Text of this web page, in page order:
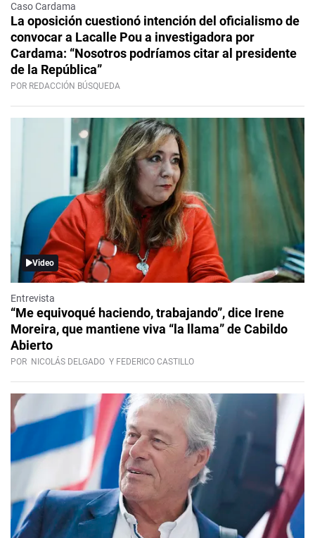
Caso Cardama
La oposición cuestionó intención del oficialismo de
convocar a Lacalle Pou a investigadora por
Cardama: “Nosotros podríamos citar al presidente
de la República”
POR REDACCIÓN BÚSQUEDA
Video
Entrevista
“Me equivoqué haciendo, trabajando”, dice Irene
Moreira, que mantiene viva “la llama” de Cabildo
Abierto
POR NICOLÁS DELGADO Y FEDERICO CASTILLO